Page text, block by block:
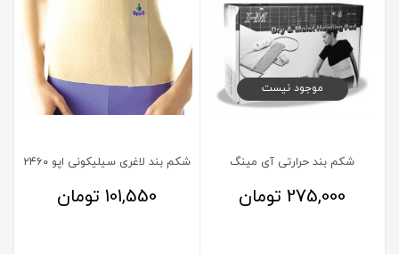
موجود نیست
شکم بند حرارتی آی مینگ
275,000تومان
شکم بند لاغری سیلیکونی اپو ۲۴۶۰
101,550 تومان